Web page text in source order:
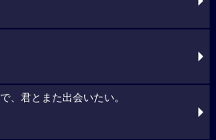
、君とまた出会いたい。